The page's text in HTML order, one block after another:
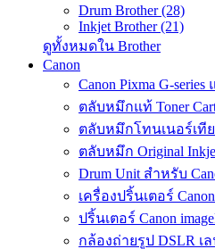
Drum Brother (28)
Inkjet Brother (21)
ดูทั้งหมดใน Brother
Canon
Canon Pixma G-
ตลับหมึกแท้ Toner
ตลับหมึกโทนเนอร์เทีย
ตลับหมึก Original
Drum Unit สำหรับ
เครื่องปริ้นเตอร์
ปริ้นเตอร์ Canon
กล้องถ่ายรูป DSLR เล